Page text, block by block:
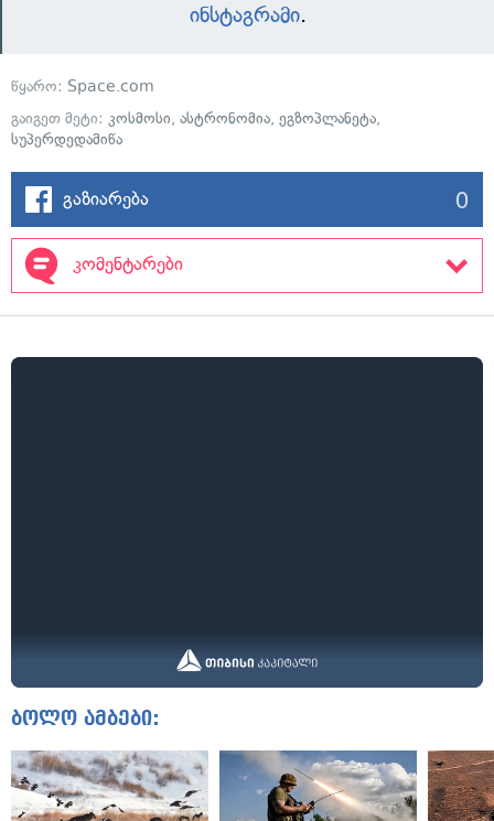
ინსტაგრამი.
წყარო: Space.com
გაიგეთ მეტი: კოსმოსი, ასტრონომია, ეგზოპლანეტა,
სუპერდედამიწა
გაზიარება 0
კომენტარები
ბოლო ამბები: